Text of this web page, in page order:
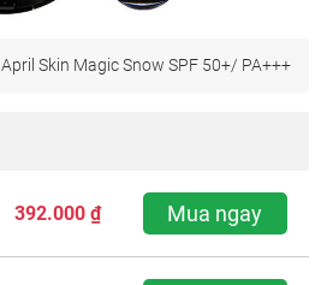
April Skin Magic Snow SPF 50+/ PA+++
392.000 ₫ Mua ngay